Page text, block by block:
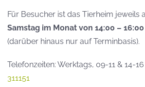
Für Besucher ist das Tierheim jeweils
Samstag im Monat von 14:00 –
(darüber hinaus nur auf Terminbasis).
Telefonzeiten: Werktags, 09-11 & 14-
311151